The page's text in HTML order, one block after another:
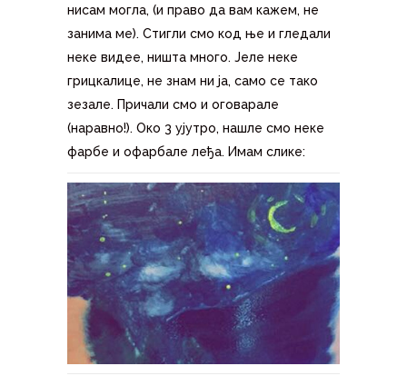
нисам могла, (и право да вам кажем, не
занима ме). Стигли смо код ње и гледали
неке видее, ништа много. Јеле неке
грицкалице, не знам ни ја, само се тако
зезале. Причали смо и оговарале
(наравно!). Око 3 ујутро, нашле смо неке
фарбе и офарбале леђа. Имам слике: